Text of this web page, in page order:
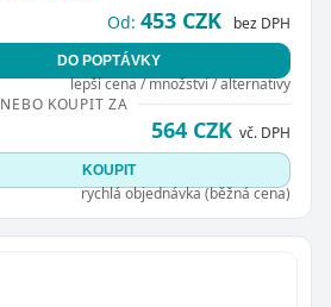
Od: 453 CZK bez DPH
DO POPTÁVKY
lepší cena / množství / alternativy
NEBO KOUPIT ZA
564 CZK vč. DPH
KOUPIT
rychlá objednávka (běžná cena)